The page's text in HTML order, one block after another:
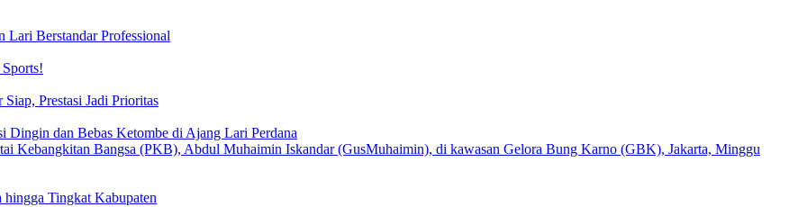
Berstandar Professional
Prestasi Jadi Prioritas
Dingin dan Bebas Ketombe di Ajang Lari Perdana
Tingkat Kabupaten